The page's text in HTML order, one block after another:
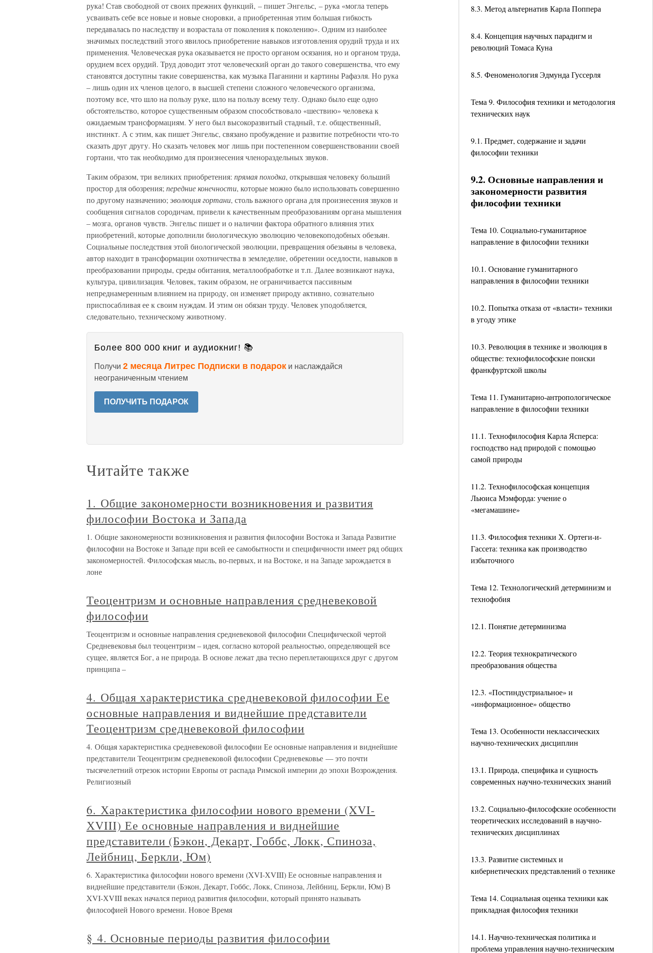
8.3. Метод альтернатив Карла Поппера
8.4. Концепция научных парадигм и
революций Томаса Куна
8.5. Феноменология Эдмунда Гуссерля
Тема 9. Философия техники и методология
технических наук
9.1. Предмет, содержание и задачи
философии техники
9.2. Основные направления и
закономерности развития
философии техники
Тема 10. Социально-гуманитарное
направление в философии техники
10.1. Основание гуманитарного
направления в философии техники
10.2. Попытка отказа от «власти» техники
в угоду этике
10.3. Революция в технике и эволюция в
обществе: технофилософские поиски
франкфуртской школы
Тема 11. Гуманитарно-антропологическое
направление в философии техники
11.1. Технофилософия Карла Ясперса:
господство над природой с помощью
самой природы
11.2. Технофилософская концепция
Льюиса Мэмфорда: учение о
«мегамашине»
11.3. Философия техники Х. Ортеги-и-
Гассета: техника как производство
избыточного
Тема 12. Технологический детерминизм и
технофобия
12.1. Понятие детерминизма
12.2. Теория технократического
преобразования общества
12.3. «Постиндустриальное» и
«информационное» общество
Тема 13. Особенности неклассических
научно-технических дисциплин
13.1. Природа, специфика и сущность
современных научно-технических знаний
13.2. Социально-философские особенности
теоретических исследований в научно-
технических дисциплинах
13.3. Развитие системных и
кибернетических представлений о технике
Тема 14. Социальная оценка техники как
прикладная философия техники
14.1. Научно-техническая политика и
проблема управления научно-техническим
рука! Став свободной от своих прежних функций, – пишет Энгельс, – рука «могла теперь
усваивать себе все новые и новые сноровки, а приобретенная этим большая гибкость
передавалась по наследству и возрастала от поколения к поколению». Одним из наиболее
значимых последствий этого явилось приобретение навыков изготовления орудий труда и их
применения. Человеческая рука оказывается не просто органом осязания, но и органом труда,
орудием всех орудий. Труд доводит этот человеческий орган до такого совершенства, что ему
становятся доступны такие совершенства, как музыка Паганини и картины Рафаэля. Но рука
– лишь один их членов целого, в высшей степени сложного человеческого организма,
поэтому все, что шло на пользу руке, шло на пользу всему телу. Однако было еще одно
обстоятельство, которое существенным образом способствовало «шествию» человека к
ожидаемым трансформациям. У него был высокоразвитый стадный, т.е. общественный,
инстинкт. А с этим, как пишет Энгельс, связано пробуждение и развитие потребности что-то
сказать друг другу. Но сказать человек мог лишь при постепенном совершенствовании своей
гортани, что так необходимо для произнесения членораздельных звуков.
Таким образом, три великих приобретения: прямая походка, открывшая человеку больший
простор для обозрения; передние конечности, которые можно было использовать совершенно
по другому назначению; эволюция гортани, столь важного органа для произнесения звуков и
сообщения сигналов сородичам, привели к качественным преобразованиям органа мышления
– мозга, органов чувств. Энгельс пишет и о наличии фактора обратного влияния этих
приобретений, которые дополнили биологическую эволюцию человекоподобных обезьян.
Социальные последствия этой биологической эволюции, превращения обезьяны в человека,
автор находит в трансформации охотничества в земледелие, обретении оседлости, навыков в
преобразовании природы, среды обитания, металлообработке и т.п. Далее возникают наука,
культура, цивилизация. Человек, таким образом, не ограничивается пассивным
непреднамеренным влиянием на природу, он изменяет природу активно, сознательно
приспосабливая ее к своим нуждам. И этим он обязан труду. Человек уподобляется,
следовательно, техническому животному.
Более 800 000 книг и аудиокниг! 📚
Получи 2 месяца Литрес Подписки в подарок и наслаждайся
неограниченным чтением
ПОЛУЧИТЬ ПОДАРОК
Читайте также
1. Общие закономерности возникновения и развития
философии Востока и Запада
1. Общие закономерности возникновения и развития философии Востока и Запада Развитие
философии на Востоке и Западе при всей ее самобытности и специфичности имеет ряд общих
закономерностей. Философская мысль, во-первых, и на Востоке, и на Западе зарождается в
лоне
Теоцентризм и основные направления средневековой
философии
Теоцентризм и основные направления средневековой философии Специфической чертой
Средневековья был теоцентризм – идея, согласно которой реальностью, определяющей все
сущее, является Бог, а не природа. В основе лежат два тесно переплетающихся друг с другом
принципа –
4. Общая характеристика средневековой философии Ее
основные направления и виднейшие представители
Теоцентризм средневековой философии
4. Общая характеристика средневековой философии Ее основные направления и виднейшие
представители Теоцентризм средневековой философии Средневековье — это почти
тысячелетний отрезок истории Европы от распада Римской империи до эпохи Возрождения.
Религиозный
6. Характеристика философии нового времени (XVI-
ХVIII) Ее основные направления и виднейшие
представители (Бэкон, Декарт, Гоббс, Локк, Спиноза,
Лейбниц, Беркли, Юм)
6. Характеристика философии нового времени (XVI-ХVIII) Ее основные направления и
виднейшие представители (Бэкон, Декарт, Гоббс, Локк, Спиноза, Лейбниц, Беркли, Юм) В
XVI-ХVIII веках начался период развития философии, который принято называть
философией Нового времени. Новое Время
§ 4. Основные периоды развития философии